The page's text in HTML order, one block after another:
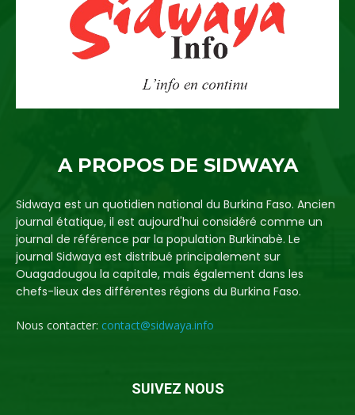
A PROPOS DE SIDWAYA
Sidwaya est un quotidien national du Burkina Faso. Ancien
journal étatique, il est aujourd'hui considéré comme un
journal de référence par la population Burkinabè. Le
journal Sidwaya est distribué principalement sur
Ouagadougou la capitale, mais également dans les
chefs-lieux des différentes régions du Burkina Faso.
Nous contacter: contact@sidwaya.info
SUIVEZ NOUS